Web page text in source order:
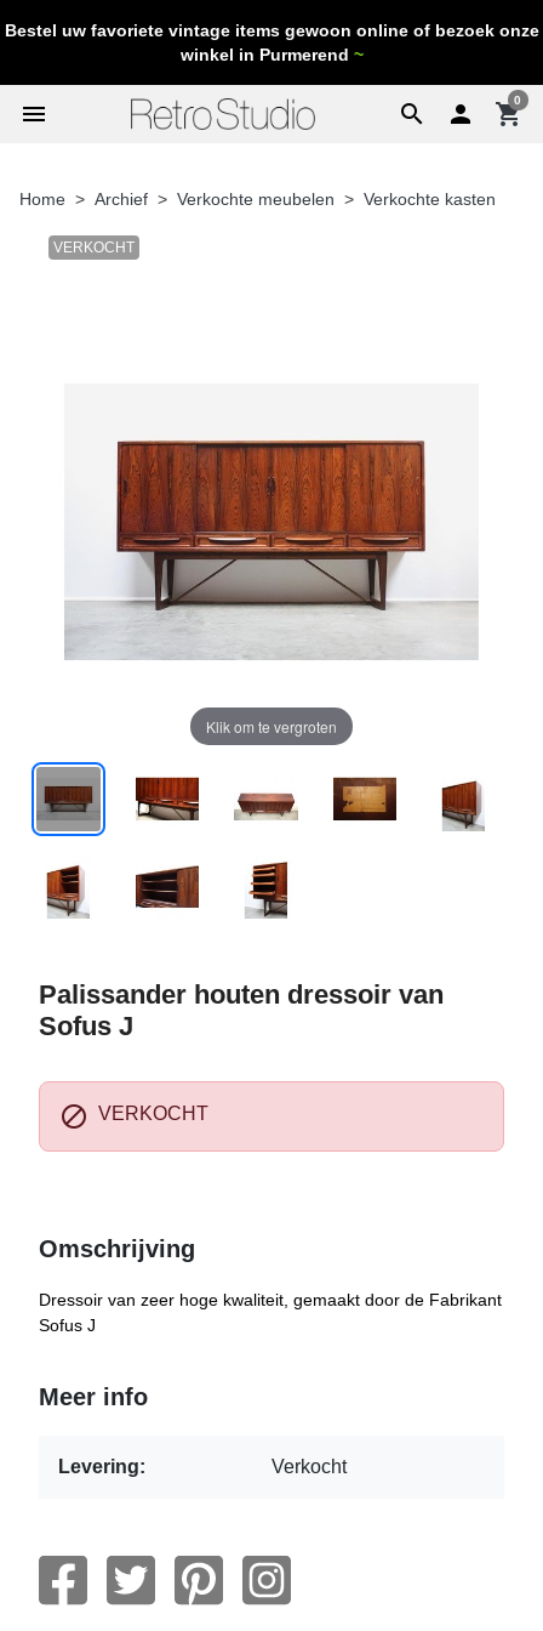
Bestel uw favoriete vintage items gewoon online of bezoek onze
winkel in Purmerend ~
search
menu  shopping_cart
0
Home Archief Verkochte meubelen Verkochte kasten
VERKOCHT
Klik om te vergroten
Palissander houten dressoir van
Sofus J
 VERKOCHT
Omschrijving
Dressoir van zeer hoge kwaliteit, gemaakt door de Fabrikant
Sofus J
Meer info
Levering: Verkocht